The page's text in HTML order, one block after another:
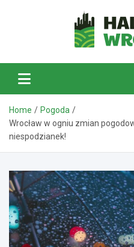
Home
Pogoda
Wrocław w ogniu zmian
niespodzianek!